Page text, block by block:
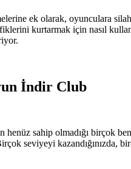
ek olarak, oyunculara
kurtarmak için nasıl
İndir Club
henüz sahip olmadığı birçok
seviyeyi kazandığınızda,